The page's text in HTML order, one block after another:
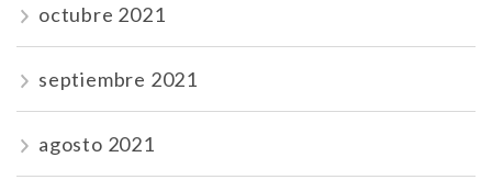
octubre 2021
septiembre 2021
agosto 2021